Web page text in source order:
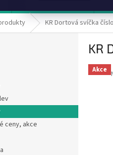
KR Dortová svíčka
ceny, akce
KR
Akce